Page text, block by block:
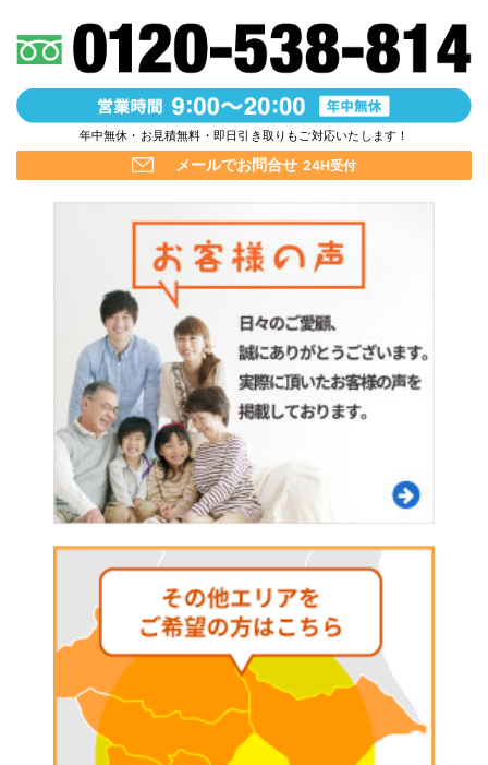
年中無休・お見積無料・即日引き取りもご対応いたします！
メールでお問合せ 24H受付